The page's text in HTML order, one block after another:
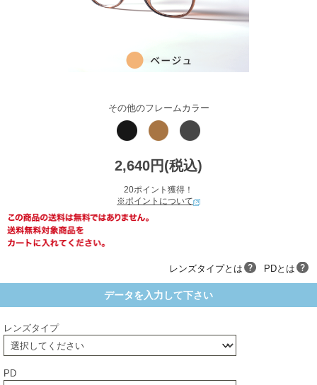
その他のフレームカラー
2,640円(税込)
20ポイント獲得！
※ポイントについて
レンズタイプとは PDとは
データを入力して下さい
レンズタイプ
PD